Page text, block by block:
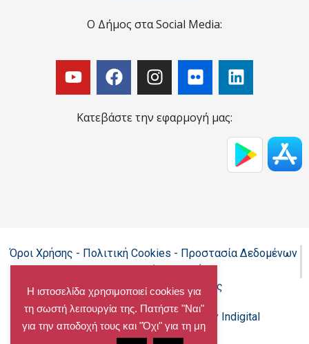
Ο Δήμος στα Social Media:
Κατεβάστε την εφαρμογή μας:
Όροι Χρήσης - Πολιτική Cookies - Προστασία Δεδομένων
Προσωπικού Χαρακτήρα
Δήλωση προσβασιμότητας
Copyright@chalandri.gr Powered by Indigital
Η ιστοσελίδα χρησιμοποιεί cookies για
τη σωστή λειτουργία της. Πατήστε "Ναι"
για την αποδοχή τους και "Όχι" για τη μη